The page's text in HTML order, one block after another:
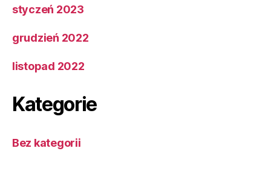
styczeń 2023
grudzień 2022
listopad 2022
Kategorie
Bez kategorii